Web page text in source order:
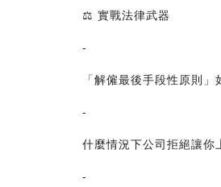
⚖️ 實戰法律武器
-
「解僱最後手段性原則
-
什麼情況下公司拒絕讓你
-